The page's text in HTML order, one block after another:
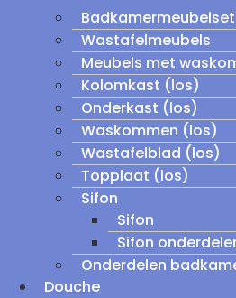
Badkamermeubelset
Wastafelmeubels
Meubels met
Kolomkast (los)
Onderkast (los)
Waskommen (los)
Wastafelblad (los)
Topplaat (los)
Sifon
Sifon
Sifon
Onderdelen
Douche